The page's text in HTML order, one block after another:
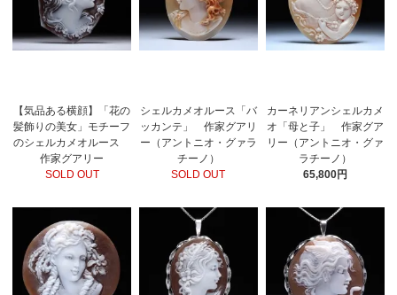
【気品ある横顔】「花の
髪飾りの美女」モチーフ
のシェルカメオルース
作家グアリー
SOLD OUT
シェルカメオルース「バ
ッカンテ」 作家グアリ
ー（アントニオ・グァラ
チーノ）
SOLD OUT
カーネリアンシェルカメ
オ「母と子」 作家グア
リー（アントニオ・グァ
ラチーノ）
65,800円